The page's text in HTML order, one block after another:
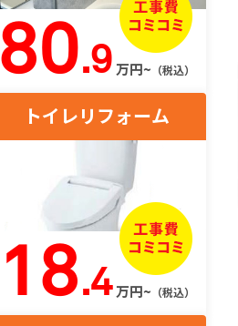
80.9 万円~ （税込）
トイレリフォーム
18.4万円~ （税込）